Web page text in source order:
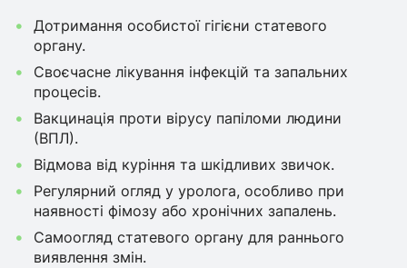
Дотримання особистої гігієни статевого
органу.
Своєчасне лікування інфекцій та запальних
процесів.
Вакцинація проти вірусу папіломи людини
(ВПЛ).
Відмова від куріння та шкідливих звичок.
Регулярний огляд у уролога, особливо при
наявності фімозу або хронічних запалень.
Самоогляд статевого органу для раннього
виявлення змін.